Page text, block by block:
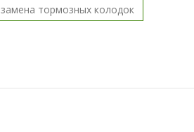
замена тормозных колодок